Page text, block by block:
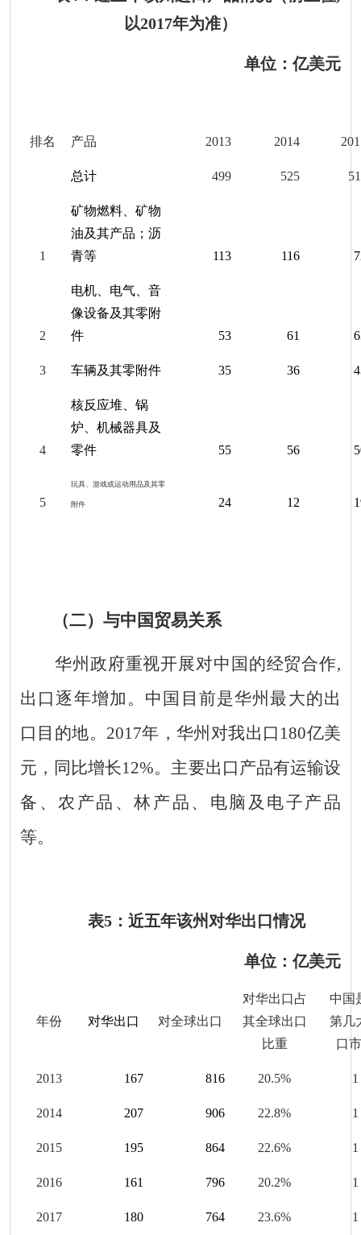
以2017年为准）
单位：亿美元
排名 产品 2013 2014 201
总计 499 525
1
矿物燃料、矿物
油及其产品；沥
青等
113 116
2
电机、电气、音
像设备及其零附
件
53 61
3 车辆及其零附件 35 36
4
核反应堆、锅
炉、机械器具及
零件
55 56
5
玩具、游戏或运动用品及其零
附件 24 12
（二） 与中国贸易关系
华州政府重视开展对中国的经贸合作,
出口逐年增加。中国目前是华州最大的出
口目的地。2017年，华州对我出口 180亿美
元，同比增长12%。主要出口产品有运输设
备、农产品、林产品、电脑及电子产品
等。
表5 ：近五年该州对华出口情况
单位：亿美元
年份 对华出口 对全球出口
对华出口占
其全球出口
比重
中国
第几
口
2013 167 816 20.5% 1
2014 207 906 22.8% 1
201 5 195 864 22.6% 1
2016 161 796 20.2% 1
201 7 180 764 23.6% 1